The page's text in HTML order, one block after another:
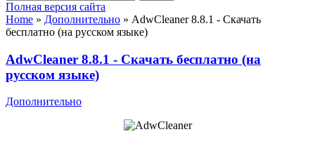
Полная версия сайта
Home » Дополнительно » AdwCleaner 8.8.1 - Скачать
бесплатно (на русском языке)
AdwCleaner 8.8.1 - Скачать бесплатно (на
русском языке)
Дополнительно